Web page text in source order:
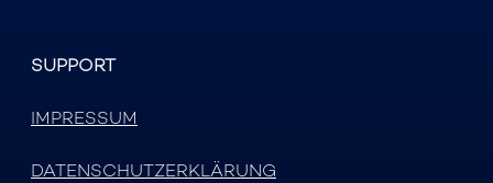
SUPPORT
IMPRESSUM
DATENSCHUTZERKLÄRUNG